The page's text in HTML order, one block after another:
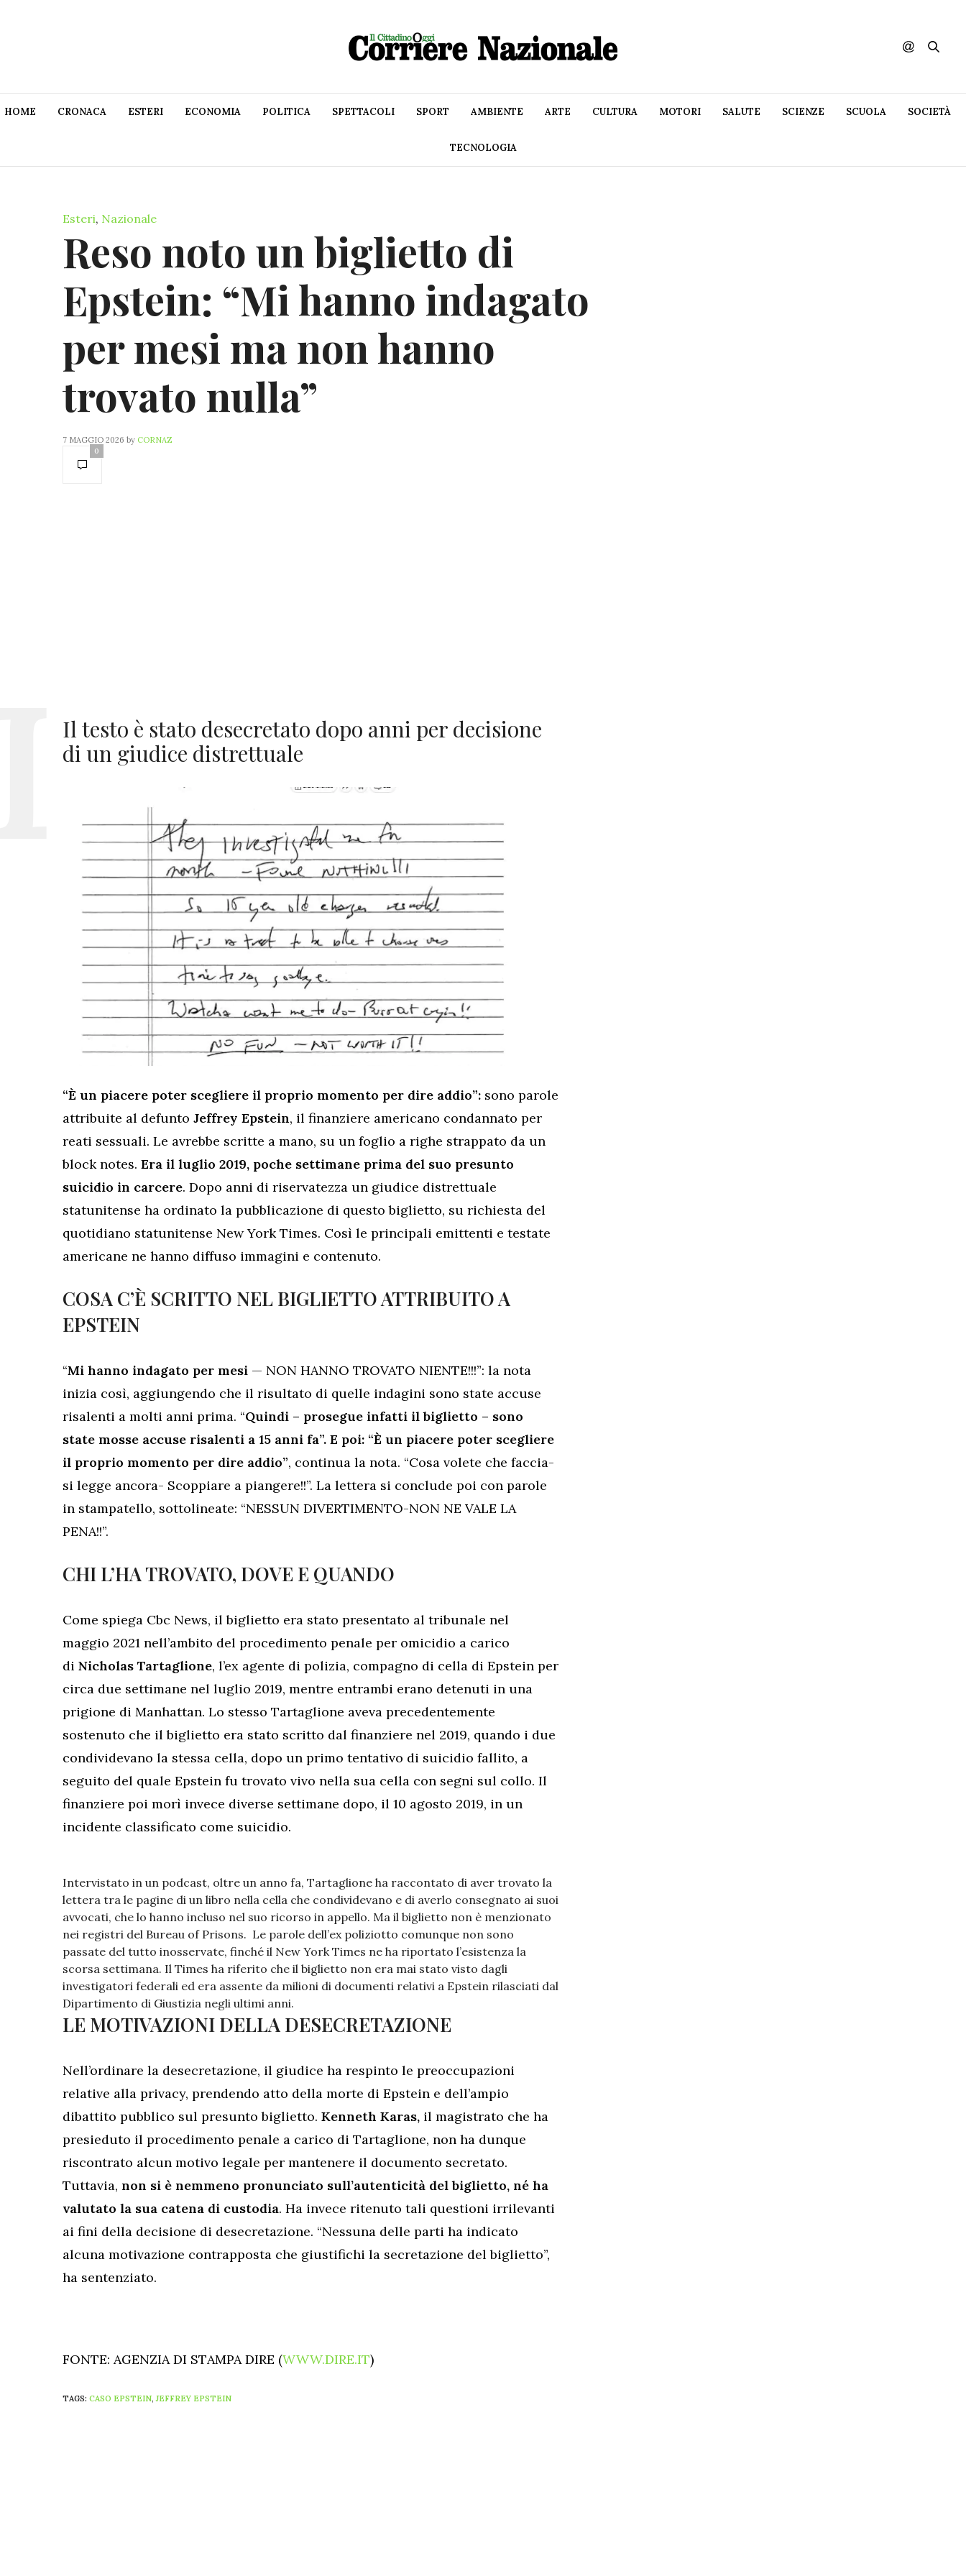
HOME CRONACA ESTERI ECONOMIA POLITICA SPETTACOLI SPORT AMBIENTE ARTE CULTURA MOTORI SALUTE SCIENZE SCUOLA SOCIETÀ
TECNOLOGIA
Esteri, Nazionale
Reso noto un biglietto di
Epstein: “Mi hanno indagato
per mesi ma non hanno
trovato nulla”
7 MAGGIO 2026 by CORNAZ
0
Il testo è stato desecretato dopo anni per decisione
di un giudice distrettuale
“È un piacere poter scegliere il proprio momento per dire addio”: sono parole
attribuite al defunto Jeffrey Epstein, il finanziere americano condannato per
reati sessuali. Le avrebbe scritte a mano, su un foglio a righe strappato da un
block notes. Era il luglio 2019, poche settimane prima del suo presunto
suicidio in carcere. Dopo anni di riservatezza un giudice distrettuale
statunitense ha ordinato la pubblicazione di questo biglietto, su richiesta del
quotidiano statunitense New York Times. Così le principali emittenti e testate
americane ne hanno diffuso immagini e contenuto.
COSA C’È SCRITTO NEL BIGLIETTO ATTRIBUITO A
EPSTEIN
“Mi hanno indagato per mesi — NON HANNO TROVATO NIENTE!!!”: la nota
inizia così, aggiungendo che il risultato di quelle indagini sono state accuse
risalenti a molti anni prima. “Quindi – prosegue infatti il biglietto – sono
state mosse accuse risalenti a 15 anni fa”. E poi: “È un piacere poter scegliere
il proprio momento per dire addio”, continua la nota. “Cosa volete che faccia-
si legge ancora- Scoppiare a piangere!!”. La lettera si conclude poi con parole
in stampatello, sottolineate: “NESSUN DIVERTIMENTO-NON NE VALE LA
PENA!!”.
CHI L’HA TROVATO, DOVE E QUANDO
Come spiega Cbc News, il biglietto era stato presentato al tribunale nel
maggio 2021 nell’ambito del procedimento penale per omicidio a carico
di Nicholas Tartaglione, l’ex agente di polizia, compagno di cella di Epstein per
circa due settimane nel luglio 2019, mentre entrambi erano detenuti in una
prigione di Manhattan. Lo stesso Tartaglione aveva precedentemente
sostenuto che il biglietto era stato scritto dal finanziere nel 2019, quando i due
condividevano la stessa cella, dopo un primo tentativo di suicidio fallito, a
seguito del quale Epstein fu trovato vivo nella sua cella con segni sul collo. Il
finanziere poi morì invece diverse settimane dopo, il 10 agosto 2019, in un
incidente classificato come suicidio.
Intervistato in un podcast, oltre un anno fa, Tartaglione ha raccontato di aver trovato la
lettera tra le pagine di un libro nella cella che condividevano e di averlo consegnato ai suoi
avvocati, che lo hanno incluso nel suo ricorso in appello. Ma il biglietto non è menzionato
nei registri del Bureau of Prisons. Le parole dell’ex poliziotto comunque non sono
passate del tutto inosservate, finché il New York Times ne ha riportato l’esistenza la
scorsa settimana. Il Times ha riferito che il biglietto non era mai stato visto dagli
investigatori federali ed era assente da milioni di documenti relativi a Epstein rilasciati dal
Dipartimento di Giustizia negli ultimi anni.
LE MOTIVAZIONI DELLA DESECRETAZIONE
Nell’ordinare la desecretazione, il giudice ha respinto le preoccupazioni
relative alla privacy, prendendo atto della morte di Epstein e dell’ampio
dibattito pubblico sul presunto biglietto. Kenneth Karas, il magistrato che ha
presieduto il procedimento penale a carico di Tartaglione, non ha dunque
riscontrato alcun motivo legale per mantenere il documento secretato.
Tuttavia, non si è nemmeno pronunciato sull’autenticità del biglietto, né ha
valutato la sua catena di custodia. Ha invece ritenuto tali questioni irrilevanti
ai fini della decisione di desecretazione. “Nessuna delle parti ha indicato
alcuna motivazione contrapposta che giustifichi la secretazione del biglietto”,
ha sentenziato.
FONTE: AGENZIA DI STAMPA DIRE (WWW.DIRE.IT)
TAGS: CASO EPSTEIN,JEFFREY EPSTEIN